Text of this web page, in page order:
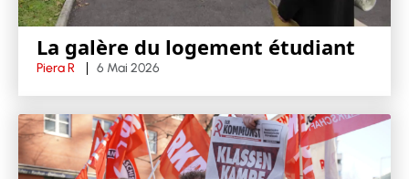
La galère du logement étudiant
Piera R 6 Mai 2026